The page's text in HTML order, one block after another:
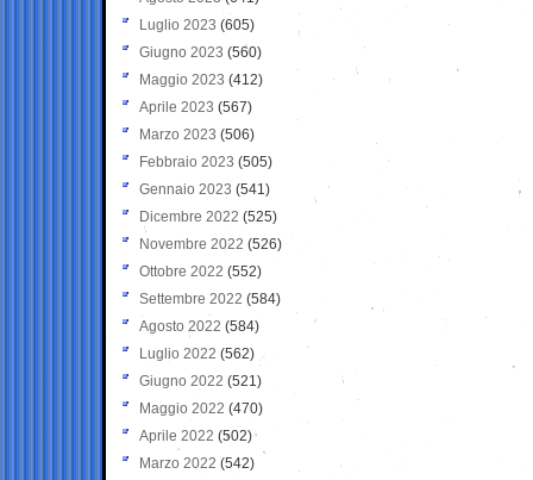
Luglio 2023 (605)
Giugno 2023 (560)
Maggio 2023 (412)
Aprile 2023 (567)
Marzo 2023 (506)
Febbraio 2023 (505)
Gennaio 2023 (541)
Dicembre 2022 (525)
Novembre 2022 (526)
Ottobre 2022 (552)
Settembre 2022 (584)
Agosto 2022 (584)
Luglio 2022 (562)
Giugno 2022 (521)
Maggio 2022 (470)
Aprile 2022 (502)
Marzo 2022 (542)